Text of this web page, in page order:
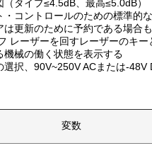
（タイプ≤4.5dB、最高≤5.0dB）
・コントロールのための標準的
は更新のために予約である場合も
レーザーを回すレーザーのキー
機械の働く状態を表示する
選択、90V~250V ACまたは-
変数